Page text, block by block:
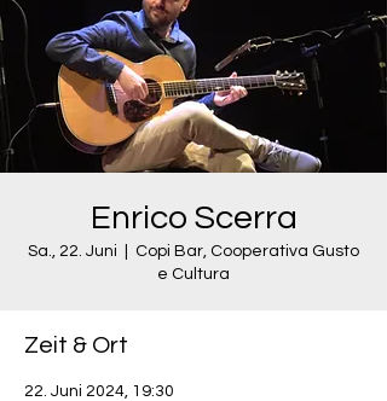
Enrico Scerra
Sa., 22. Juni
Copi Bar, Cooperativa Gusto
e Cultura
Zeit & Ort
22. Juni 2024, 19:30